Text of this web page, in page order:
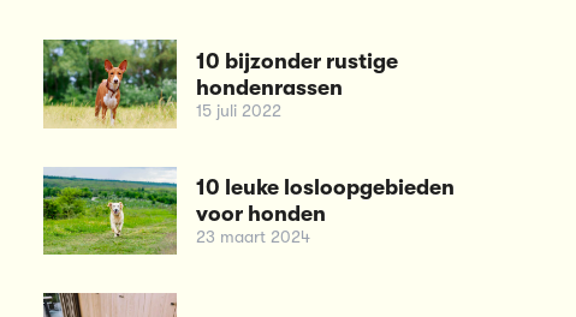
10 bijzonder rustige
hondenrassen
15 juli 2022
10 leuke losloopgebieden
voor honden
23 maart 2024